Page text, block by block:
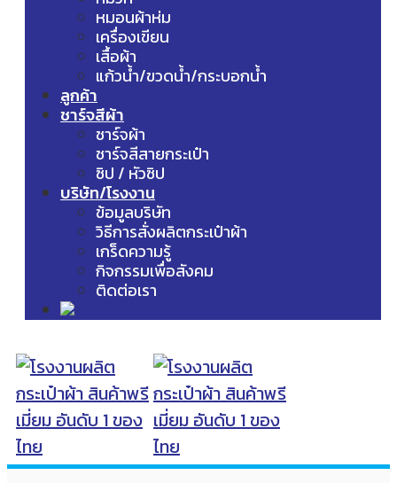
หมอนผ้าห่ม
เครื่องเขียน
เสื้อผ้า
แก้วน้ำ/ขวดน้ำ/กระบอกน้ำ
ลูกค้า
ชาร์จสีผ้า
ชาร์จผ้า
ชาร์จสีสายกระเป๋า
ซิป / หัวซิป
บริษัท/โรงงาน
ข้อมูลบริษัท
วิธีการสั่งผลิตกระเป๋าผ้า
เกร็ดความรู้
กิจกรรมเพื่อสังคม
ติดต่อเรา